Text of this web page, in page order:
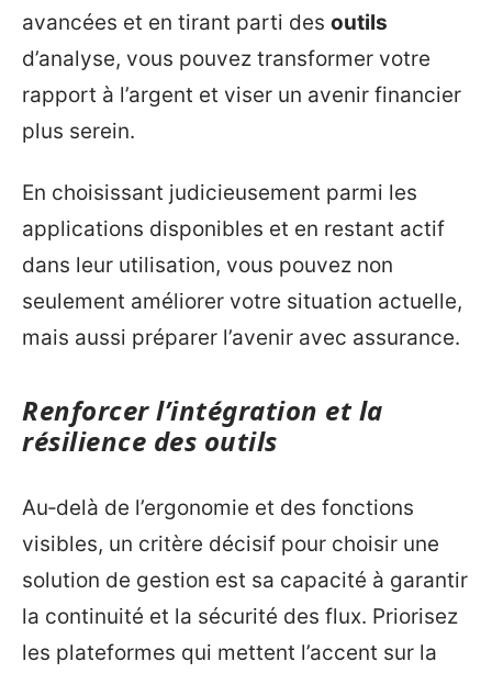
avancées et en tirant parti des outils
d’analyse, vous pouvez transformer votre
rapport à l’argent et viser un avenir financier
plus serein.
En choisissant judicieusement parmi les
applications disponibles et en restant actif
dans leur utilisation, vous pouvez non
seulement améliorer votre situation actuelle,
mais aussi préparer l’avenir avec assurance.
Renforcer l’intégration et la
résilience des outils
Au‑delà de l’ergonomie et des fonctions
visibles, un critère décisif pour choisir une
solution de gestion est sa capacité à garantir
la continuité et la sécurité des flux. Priorisez
les plateformes qui mettent l’accent sur la